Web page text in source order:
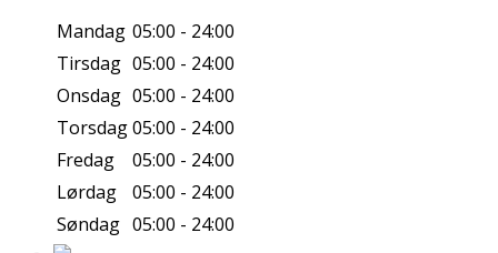
Mandag 05:00 - 24:00
Tirsdag 05:00 - 24:00
Onsdag 05:00 - 24:00
Torsdag05:00 - 24:00
Fredag
05:00 - 24:00
Lørdag
05:00 - 24:00
Søndag 05:00 - 24:00